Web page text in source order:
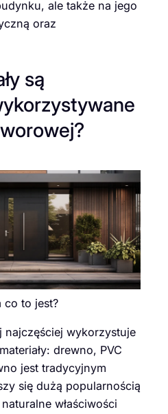
ale także na jego
oraz
są
co to jest?
najczęściej wykorzystuje
drewno, PVC
jest tradycyjnym
się dużą popularnością
właściwości